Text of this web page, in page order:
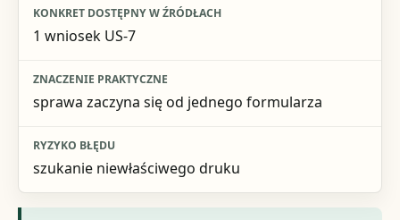
1 wniosek US-7
sprawa zaczyna się od jednego formularza
szukanie niewłaściwego druku